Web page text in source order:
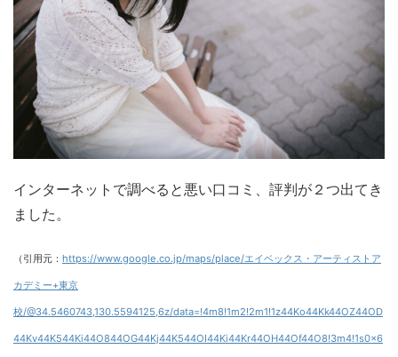
インターネットで調べると悪い口コミ、評判が２つ出てき
ました。
（引用元： https://www.google.co.jp/maps/place/エイベックス・アーティストア
カデミー+東京
校/@34.5460743,130.5594125,6z/data=!4m8!1m2!2m1!1z44Ko44Kk44OZ44OD
44Kv44K544Ki44O844OG44Kj44K544OI44Ki44Kr44OH44Of44O8!3m4!1s0x6